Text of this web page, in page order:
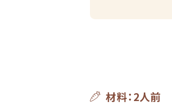
材料：2人前